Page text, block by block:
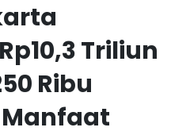
Triliun
Ribu
Manfaat